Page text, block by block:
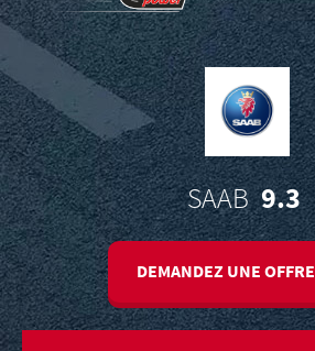
SAAB 9.3
DEMANDEZ UNE OFFRE